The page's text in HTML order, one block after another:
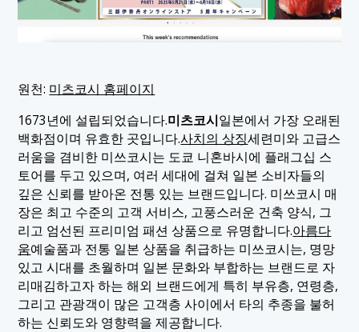
원천: 미츠코시 홈페이지
1673년에 설립되었습니다.미츠코시일본에서 가장 오래된
백화점이며 유효한 곳입니다.사치의 상징세련미와 고급스
러움을 겸비한 미쓰코시는 도쿄 니혼바시에 플래그십 스
토어를 두고 있으며, 여러 세대에 걸쳐 일본 소비자들의
깊은 신뢰를 받아온 전통 있는 브랜드입니다. 미쓰코시 매
장은 최고 수준의 고객 서비스, 고풍스러운 건축 양식, 그
리고 엄선된 프리미엄 패션 상품으로 유명합니다.아름다
움예술품과 전통 일본 상품을 취급하는 미쓰코시는, 명망
있고 시대를 초월하며 일본 문화와 부합하는 브랜드로 자
리매김하고자 하는 해외 브랜드에게 특히 부유층, 연령층,
그리고 관광객이 많은 고객층 사이에서 타의 추종을 불허
하는 신뢰도와 영향력을 제공합니다.